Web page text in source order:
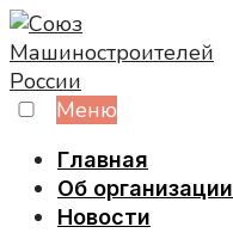
Skip
to
content
Меню
Главная
Об организации
Новости